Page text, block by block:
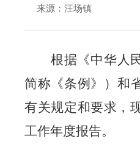
来源：汪场镇
根据《中华人
简称《条例》）和
有关规定和要求，
工作年度报告。